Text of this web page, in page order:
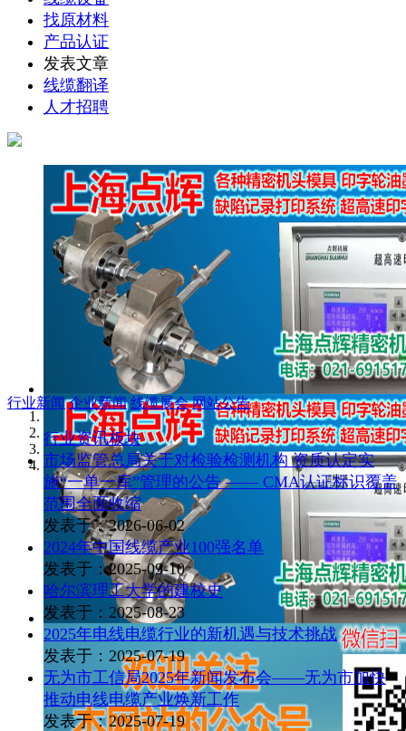
找原材料
产品认证
发表文章
线缆翻译
人才招聘
行业新闻 企业新闻 线缆展会 网站公告
行业资讯板块
市场监管总局关于对检验检测机构 资质认定实
施“一单一库”管理的公告 —— CMA认证标识覆盖
范围全面收缩
发表于：2026-06-02
2024年中国线缆产业100强名单
发表于：2025-09-10
哈尔滨理工大学的建校史
发表于：2025-08-23
2025年电线电缆行业的新机遇与技术挑战
发表于：2025-07-19
无为市工信局2025年新闻发布会——无为市加快
推动电线电缆产业焕新工作
发表于：2025-07-19